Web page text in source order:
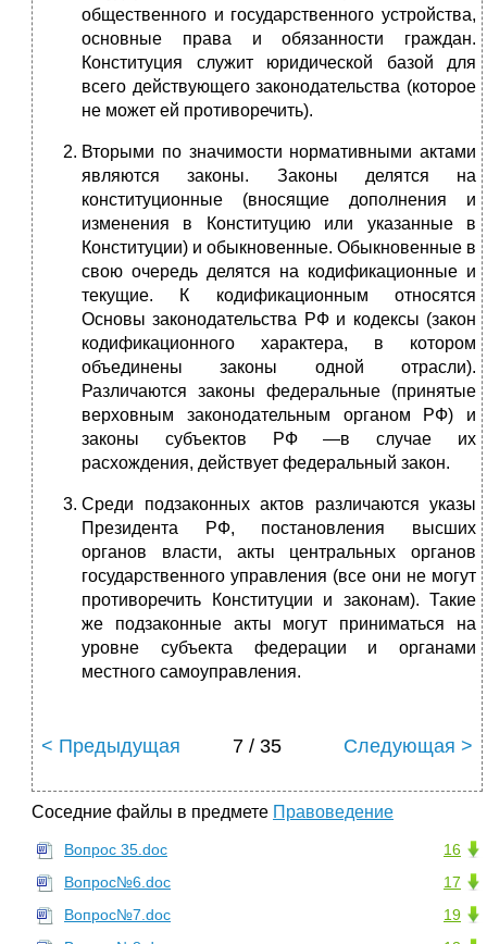
общественного и государственного устройства,
основные права и обязанности граждан.
Конституция служит юридической базой для
всего действующего законодательства (которое
не может ей противоречить).
Вторыми по значимости нормативными актами
являются законы. Законы делятся на
конституционные (вносящие дополнения и
изменения в Конституцию или указанные в
Конституции) и обыкновенные. Обыкновенные в
свою очередь делятся на кодификационные и
текущие. К кодификационным относятся
Основы законодательства РФ и кодексы (закон
кодификационного характера, в котором
объединены законы одной отрасли).
Различаются законы федеральные (принятые
верховным законодательным органом РФ) и
законы субъектов РФ —в случае их
расхождения, действует федеральный закон.
Среди подзаконных актов различаются указы
Президента РФ, постановления высших
органов власти, акты центральных органов
государственного управления (все они не могут
противоречить Конституции и законам). Такие
же подзаконные акты могут приниматься на
уровне субъекта федерации и органами
местного самоуправления.
< Предыдущая 7 / 35 Следующая >
Соседние файлы в предмете Правоведение
16
Вопрос 35.doc
17
Вопрос№6.doc
19
Вопрос№7.doc